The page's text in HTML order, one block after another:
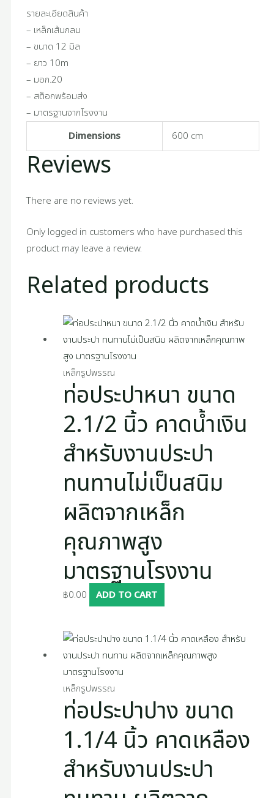
รายละเอียดสินค้า
– เหล็กเส้นกลม
– ขนาด 12 มิล
– ยาว 10m
– มอก.20
– สต็อกพร้อมส่ง
– มาตรฐานจากโรงงาน
Dimensions
600 cm
Reviews
There are no reviews yet.
Only logged in customers who have purchased this
product may leave a review.
Related products
เหล็กรูปพรรณ
ท่อประปาหนา ขนาด
2.1/2 นิ้ว คาดน้ำเงิน
สำหรับงานประปา
ทนทานไม่เป็นสนิม
ผลิตจากเหล็ก
คุณภาพสูง
มาตรฐานโรงงาน
฿0.00 ADD TO CART
เหล็กรูปพรรณ
ท่อประปาปาง ขนาด
1.1/4 นิ้ว คาดเหลือง
สำหรับงานประปา